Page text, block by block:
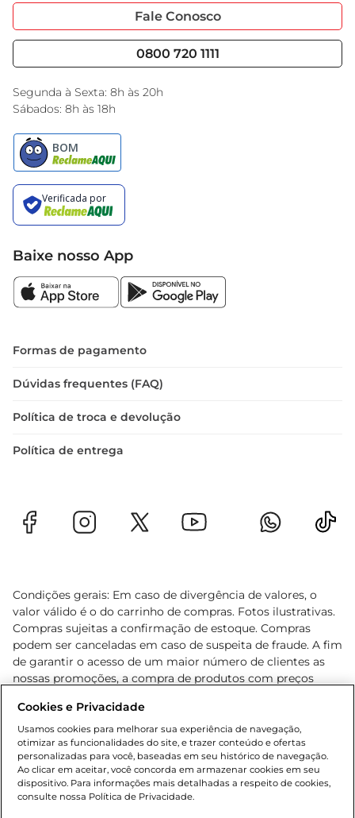
Portal do Fornecedo
Nossas Lojas
Serviços
Black Friday
Encarte do Dia
Fale Conosco
0800 720 1111
Segunda à Sexta: 8h às 20h
Sábados: 8h às 18h
Baixe nosso App
Formas de pagamento
Dúvidas frequentes (FAQ)
Política de troca e devolução
Política de entrega
Condições gerais: Em caso de divergência de valores, o
valor válido é o do carrinho de compras. Fotos ilustrativas.
Compras sujeitas a confirmação de estoque. Compras
podem ser canceladas em caso de suspeita de fraude. A fim
de garantir o acesso de um maior número de clientes as
nossas promoções, a compra de produtos com preços
cliente. Os preços, ofertas e condições são exclusivos para
o e-commerce e válidos durante o dia de hoje, podendo
sofrer alterações sem prévia notificação. Proibida a venda
de bebidas alcoólicas para menores de 18 anos, conforme
Lei n.º 8069/90, art. 81, inciso II (Estatuto da Criança e do
Adolescente). Preços e condições exclusivos para o
Cookies e Privacidade
Usamos cookies para melhorar sua experiência de navegação,
otimizar as funcionalidades do site, e trazer conteúdo e ofertas
personalizadas para você, baseadas em seu histórico de navegação.
Ao clicar em aceitar, você concorda em armazenar cookies em seu
dispositivo. Para informações mais detalhadas a respeito de cookies,
consulte nossa Política de Privacidade.